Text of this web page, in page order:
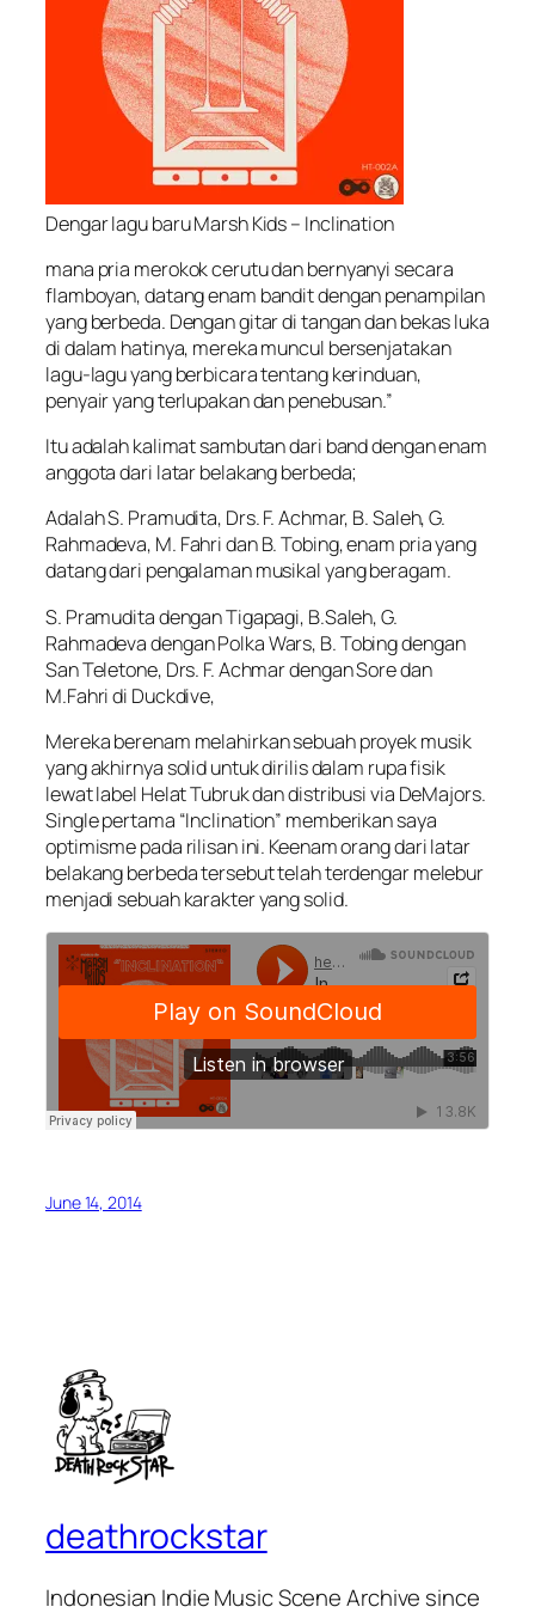
Dengar lagu baru Marsh Kids – Inclination
mana pria merokok cerutu dan bernyanyi secara
flamboyan, datang enam bandit dengan penampilan
yang berbeda. Dengan gitar di tangan dan bekas luka
di dalam hatinya, mereka muncul bersenjatakan
lagu-lagu yang berbicara tentang kerinduan,
penyair yang terlupakan dan penebusan.”
Itu adalah kalimat sambutan dari band dengan enam
anggota dari latar belakang berbeda;
Adalah S. Pramudita, Drs. F. Achmar, B. Saleh, G.
Rahmadeva, M. Fahri dan B. Tobing, enam pria yang
datang dari pengalaman musikal yang beragam.
S. Pramudita dengan Tigapagi, B.Saleh, G.
Rahmadeva dengan Polka Wars, B. Tobing dengan
San Teletone, Drs. F. Achmar dengan Sore dan
M.Fahri di Duckdive,
Mereka berenam melahirkan sebuah proyek musik
yang akhirnya solid untuk dirilis dalam rupa fisik
lewat label Helat Tubruk dan distribusi via DeMajors.
Single pertama “Inclination” memberikan saya
optimisme pada rilisan ini. Keenam orang dari latar
belakang berbeda tersebut telah terdengar melebur
menjadi sebuah karakter yang solid.
June 14, 2014
deathrockstar
Indonesian Indie Music Scene Archive since